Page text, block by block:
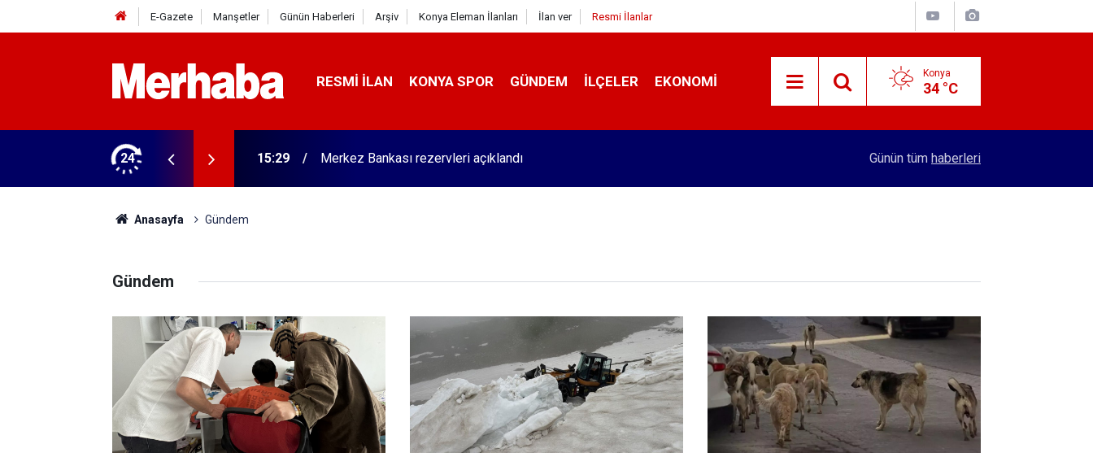
E-Gazete Manşetler Günün Haberleri Arşiv Konya Eleman İlanları İlan ver Resmi İlanlar
RESMI İLAN KONYA SPOR GÜNDEM İLÇELER EKONOMI Konya
34 °C
24 15:21 Konya'da bakımı yapılmayan asansörler mühürlendi Konya bunu da gördü! Askıda ayakkabı dönemi
Günün tüm haberleri
Anasayfa Gündem
Gündem